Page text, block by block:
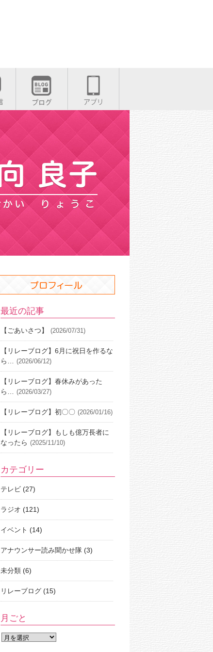
最近の記事
【ごあいさつ】 (2026/07/31)
【リレーブログ】6月に祝日を作るな
ら…
(2026/06/12)
【リレーブログ】春休みがあった
ら…
(2026/03/27)
【リレーブログ】初〇〇 (2026/01/16)
【リレーブログ】もしも億万長者に
なったら (2025/11/10)
カテゴリー
テレビ (27)
ラジオ (121)
イベント (14)
アナウンサー読み聞かせ隊 (3)
未分類 (6)
リレーブログ (15)
月ごと